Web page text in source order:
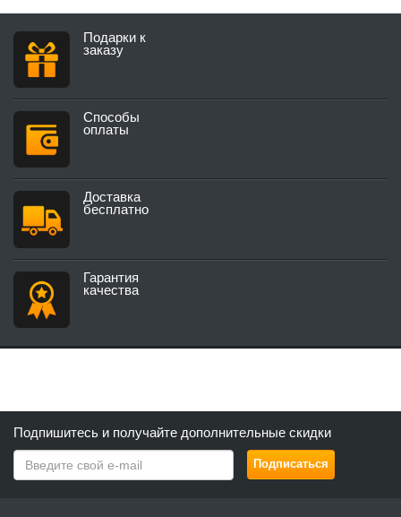
Подарки к
заказу
Способы
оплаты
Доставка
бесплатно
Гарантия
качества
Подпишитесь и получайте дополнительные скидки